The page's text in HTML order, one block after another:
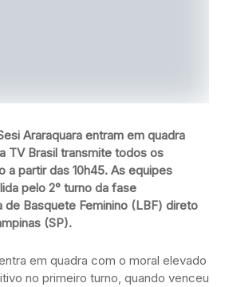
Araraquara entram em quadra
TV Brasil transmite todos os
a partir das 10h45. As equipes
pelo 2° turno da fase
Basquete Feminino (LBF) direto
(SP).
em quadra com o moral elevado
no primeiro turno, quando venceu